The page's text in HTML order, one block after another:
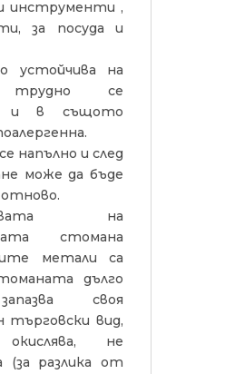
инструменти ,
за посуда и
устойчива на
трудно се
и в същото
напълно и след
може да бъде
отново.
на
стомана
метали са
дълго
своя
търговски вид,
не
(за разлика от